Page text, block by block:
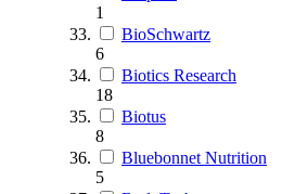
1
BioSchwartz
6
Biotics Research
18
Biotus
8
Bluebonnet Nutrition
5